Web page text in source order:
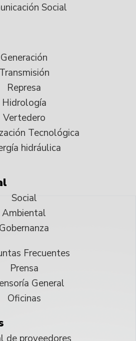
Social
Generación
Transmisión
Represa
Hidrología
Vertedero
Tecnológica
hidráulica
Social
Ambiental
Gobernanza
Frecuentes
Prensa
General
Oficinas
de proveedores